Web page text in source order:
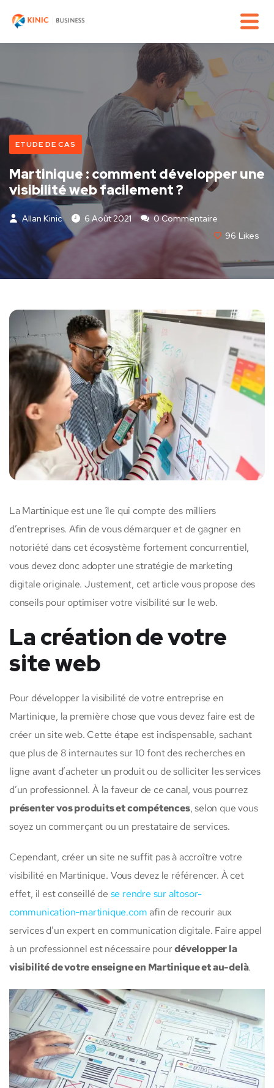
ETUDE DE CAS
Martinique : comment développer une
visibilité web facilement ?
Allan Kinic 6 Août 2021
0 Commentaire
96 Likes
La Martinique est une île qui compte des milliers
d’entreprises. Afin de vous démarquer et de gagner en
notoriété dans cet écosystème fortement concurrentiel,
vous devez donc adopter une stratégie de marketing
digitale originale. Justement, cet article vous propose des
conseils pour optimiser votre visibilité sur le web.
La création de votre
site web
Pour développer la visibilité de votre entreprise en
Martinique, la première chose que vous devez faire est de
créer un site web. Cette étape est indispensable, sachant
que plus de 8 internautes sur 10 font des recherches en
ligne avant d’acheter un produit ou de solliciter les services
d’un professionnel. À la faveur de ce canal, vous pourrez
présenter vos produits et compétences, selon que vous
soyez un commerçant ou un prestataire de services.
Cependant, créer un site ne suffit pas à accroître votre
visibilité en Martinique. Vous devez le référencer. À cet
effet, il est conseillé de se rendre sur altosor-
communication-martinique.comafin de recourir aux
services d’un expert en communication digitale. Faire appel
à un professionnel est nécessaire pourdévelopper la
visibilité de votre enseigne en Martinique et au-delà.